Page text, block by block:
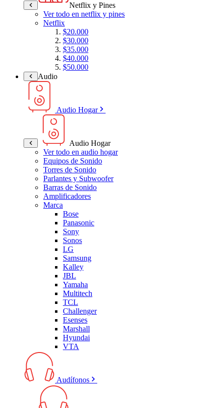
Netflix y Pines
Ver todo en netflix y pines
Netflix
$20.000
$30.000
$35.000
$40.000
$50.000
Audio
Audio Hogar
Audio Hogar
Ver todo en audio hogar
Equipos de Sonido
Torres de Sonido
Parlantes y Subwoofer
Barras de Sonido
Amplificadores
Marca
Bose
Panasonic
Sony
Sonos
LG
Samsung
Kalley
JBL
Yamaha
Multitech
TCL
Challenger
Esenses
Marshall
Hyundai
VTA
Audífonos